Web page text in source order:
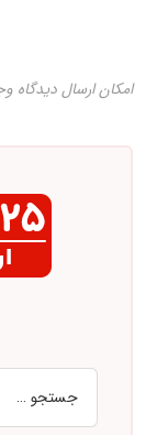
امکان ارسال دیدگاه